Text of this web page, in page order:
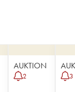
AUKTION
2 3